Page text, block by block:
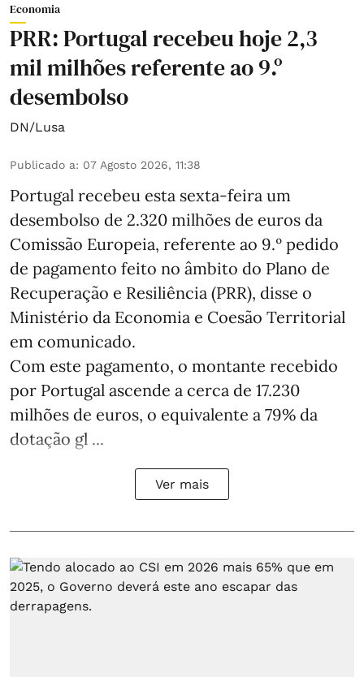
Economia
PRR: Portugal recebeu hoje 2,3
mil milhões referente ao 9.º
desembolso
DN/Lusa
Publicado a: 07 Agosto 2026, 11:38
Portugal recebeu esta sexta-feira um
desembolso de 2.320 milhões de euros da
Comissão Europeia, referente ao 9.º pedido
de pagamento feito no âmbito do Plano de
Recuperação e Resiliência (PRR), disse o
Ministério da Economia e Coesão Territorial
em comunicado.
Com este pagamento, o montante recebido
por Portugal ascende a cerca de 17.230
milhões de euros, o equivalente a 79% da
dotação gl ...
Ver mais